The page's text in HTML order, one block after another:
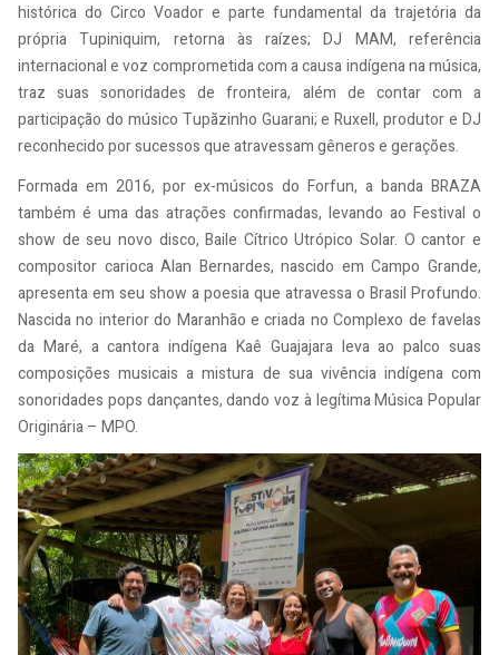
histórica do Circo Voador e parte fundamental da trajetória da
própria Tupiniquim, retorna às raízes; DJ MAM, referência
internacional e voz comprometida com a causa indígena na música,
traz suas sonoridades de fronteira, além de contar com a
participação do músico Tupãzinho Guarani; e Ruxell, produtor e DJ
reconhecido por sucessos que atravessam gêneros e gerações.
Formada em 2016, por ex-músicos do Forfun, a banda BRAZA
também é uma das atrações confirmadas, levando ao Festival o
show de seu novo disco, Baile Cítrico Utrópico Solar. O cantor e
compositor carioca Alan Bernardes, nascido em Campo Grande,
apresenta em seu show a poesia que atravessa o Brasil Profundo.
Nascida no interior do Maranhão e criada no Complexo de favelas
da Maré, a cantora indígena Kaê Guajajara leva ao palco suas
composições musicais a mistura de sua vivência indígena com
sonoridades pops dançantes, dando voz à legítima Música Popular
Originária – MPO.